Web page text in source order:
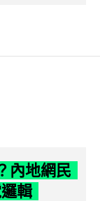
內地網民
輯